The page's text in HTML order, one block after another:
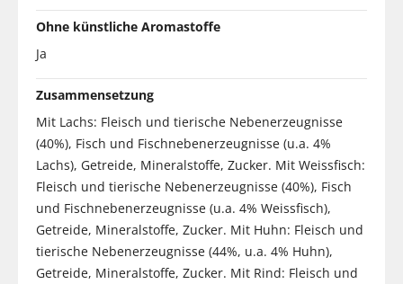
Ohne künstliche Aromastoffe
Ja
Zusammensetzung
Mit Lachs: Fleisch und tierische Nebenerzeugnisse
(40%), Fisch und Fischnebenerzeugnisse (u.a. 4%
Lachs), Getreide, Mineralstoffe, Zucker. Mit Weissfisch:
Fleisch und tierische Nebenerzeugnisse (40%), Fisch
und Fischnebenerzeugnisse (u.a. 4% Weissfisch),
Getreide, Mineralstoffe, Zucker. Mit Huhn: Fleisch und
tierische Nebenerzeugnisse (44%, u.a. 4% Huhn),
Getreide, Mineralstoffe, Zucker. Mit Rind: Fleisch und